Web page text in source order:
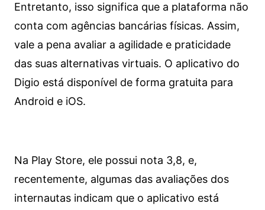
Entretanto, isso significa que a plataforma não
conta com agências bancárias físicas. Assim,
vale a pena avaliar a agilidade e praticidade
das suas alternativas virtuais. O aplicativo do
Digio está disponível de forma gratuita para
Android e iOS.
Na Play Store, ele possui nota 3,8, e,
recentemente, algumas das avaliações dos
internautas indicam que o aplicativo está